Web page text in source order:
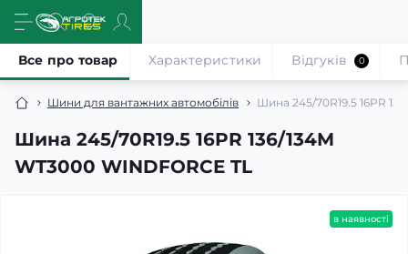
Шини для вантажних автомобілів Шина 245/70R19.5 16PR
Шина 245/70R19.5 16PR 136/134M
WT3000 WINDFORCE TL
Все про товар Характеристики Відгуків 0
в наявності